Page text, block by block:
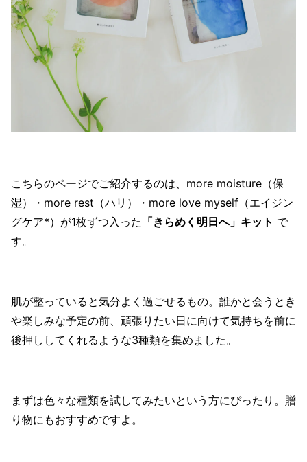
こちらのページでご紹介するのは、more moisture（保
湿）・more rest（ハリ）・more love myself（エイジン
グケア*）が1枚ずつ入った 「きらめく明日へ」キット で
す。
肌が整っていると気分よく過ごせるもの。誰かと会うとき
や楽しみな予定の前、頑張りたい日に向けて気持ちを前に
後押ししてくれるような3種類を集めました。
まずは色々な種類を試してみたいという方にぴったり。贈
り物にもおすすめですよ。